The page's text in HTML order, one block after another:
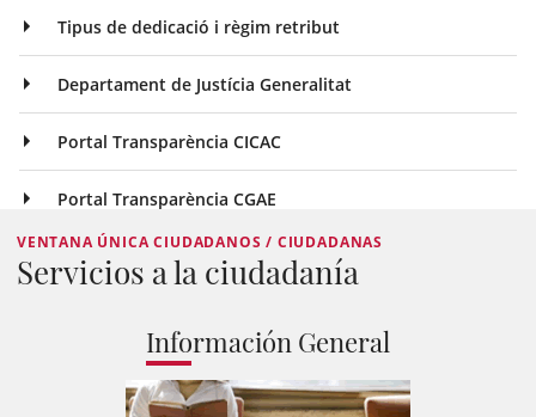
Tipus de dedicació i règim retribut
Departament de Justícia Generalitat
Portal Transparència CICAC
Portal Transparència CGAE
VENTANA ÚNICA CIUDADANOS / CIUDADANAS
Servicios a la ciudadanía
Información General